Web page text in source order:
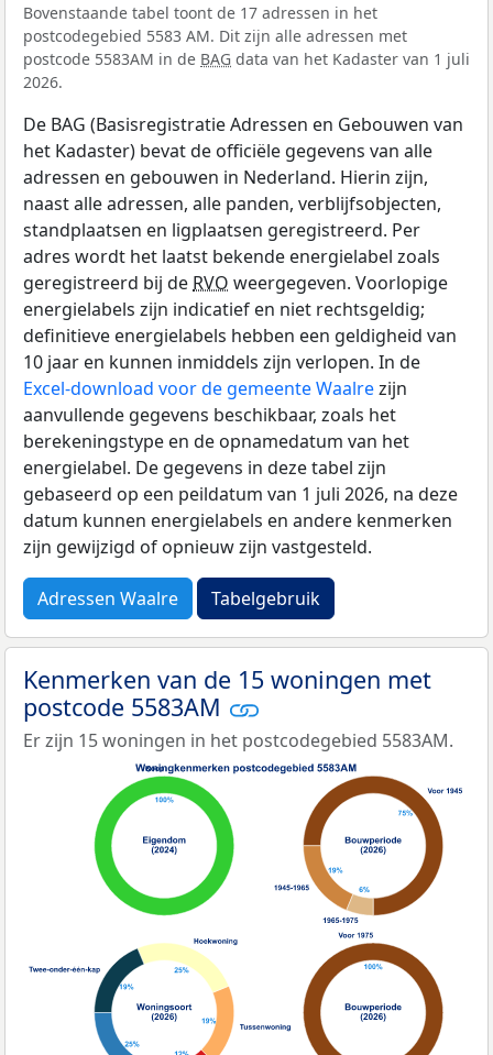
Bovenstaande tabel toont de 17 adressen in het
postcodegebied 5583 AM. Dit zijn alle adressen met
postcode 5583AM in de BAG data van het Kadaster van 1 juli
2026.
De BAG (Basisregistratie Adressen en Gebouwen van
het Kadaster) bevat de officiële gegevens van alle
adressen en gebouwen in Nederland. Hierin zijn,
naast alle adressen, alle panden, verblijfsobjecten,
standplaatsen en ligplaatsen geregistreerd. Per
adres wordt het laatst bekende energielabel zoals
geregistreerd bij de RVO weergegeven. Voorlopige
energielabels zijn indicatief en niet rechtsgeldig;
definitieve energielabels hebben een geldigheid van
10 jaar en kunnen inmiddels zijn verlopen. In de
Excel-download voor de gemeente Waalrezijn
aanvullende gegevens beschikbaar, zoals het
berekeningstype en de opnamedatum van het
energielabel. De gegevens in deze tabel zijn
gebaseerd op een peildatum van 1 juli 2026, na deze
datum kunnen energielabels en andere kenmerken
zijn gewijzigd of opnieuw zijn vastgesteld.
Adressen Waalre Tabelgebruik
Kenmerken van de 15 woningen met
postcode 5583AM
Er zijn 15 woningen in het postcodegebied 5583AM.